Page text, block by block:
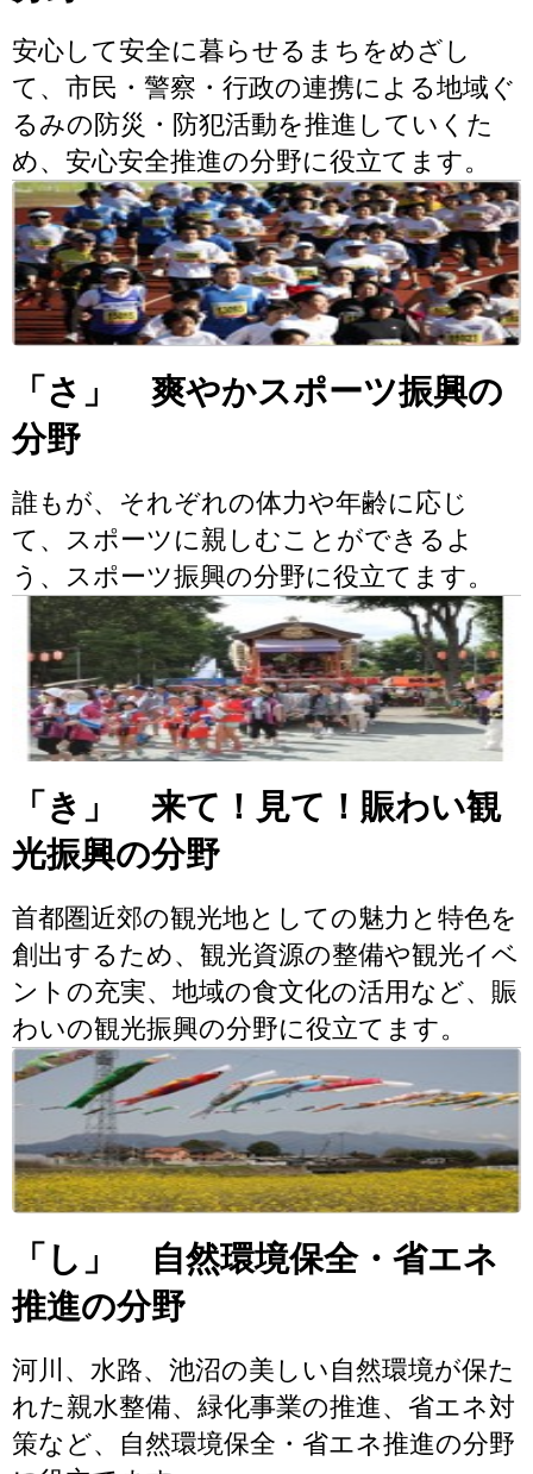
安心して安全に暮らせるまちをめざし
て、市民・警察・行政の連携による地域ぐ
るみの防災・防犯活動を推進していくた
め、安心安全推進の分野に役立てます。
「さ」 爽やかスポーツ振興の
分野
誰もが、それぞれの体力や年齢に応じ
て、スポーツに親しむことができるよ
う、スポーツ振興の分野に役立てます。
「き」 来て！見て！賑わい観
光振興の分野
首都圏近郊の観光地としての魅力と特色を
創出するため、観光資源の整備や観光イベ
ントの充実、地域の食文化の活用など、賑
わいの観光振興の分野に役立てます。
「し」 自然環境保全・省エネ
推進の分野
河川、水路、池沼の美しい自然環境が保た
れた親水整備、緑化事業の推進、省エネ対
策など、自然環境保全・省エネ推進の分野